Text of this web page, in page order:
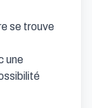
se trouve
une